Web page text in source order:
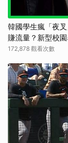
韓國學生瘋「夜
賺流量？新型校
172,878 觀看次數